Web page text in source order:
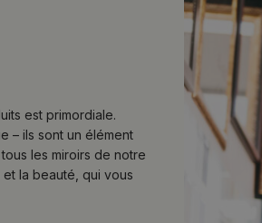
est primordiale.
– ils sont un élément
les miroirs de notre
la beauté, qui vous